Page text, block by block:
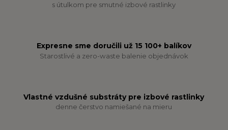
s útulkom pre smutné izbové rastlinky
Expresne sme doručili už 15 100+ balíkov
Starostlivé a zero-waste balenie objednávok
Vlastné vzdušné substráty pre izbové rastlinky
denne čerstvo namiešané na mieru